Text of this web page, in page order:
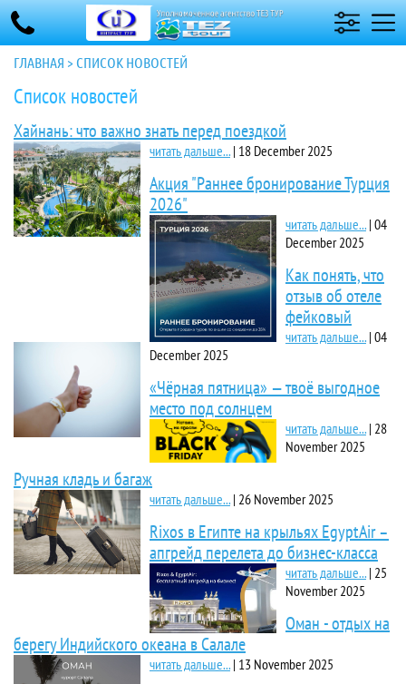
ГЛАВНАЯ >СПИСОК НОВОСТЕЙ
Список новостей
Хайнань: что важно знать перед поездкой
читать дальше... | 18 December 2025
Акция "Раннее бронирование Турция
2026"
читать дальше... | 04
December 2025
Как понять, что
отзыв об отеле
фейковый
читать дальше... | 04
December 2025
«Чёрная пятница» — твоё выгодное
место под солнцем
читать дальше... | 28
November 2025
Ручная кладь и багаж
читать дальше... | 26 November 2025
Rixos в Египте на крыльях EgyptAir –
апгрейд перелета до бизнес-класса
читать дальше... | 25
November 2025
Оман - отдых на
берегу Индийского океана в Салале
читать дальше... | 13 November 2025